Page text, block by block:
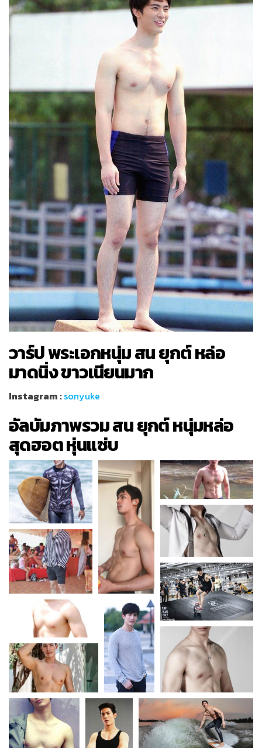
วาร์ป พระเอกหนุ่ม สน ยุกต์ หล่อ
มาดนิ่ง ขาวเนียนมาก
Instagram :sonyuke
อัลบัมภาพรวม สน ยุกต์หนุ่มหล่อ
สุดฮอต หุ่นแซ่บ